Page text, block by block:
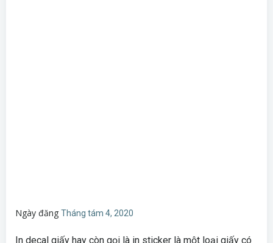
Ngày đăng Tháng tám 4, 2020
In decal giấy hay còn gọi là in sticker là một loại giấy có